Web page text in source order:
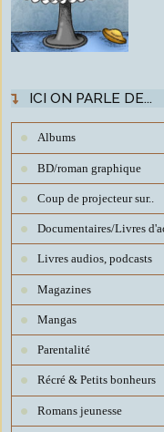
ICI ON PARLE DE...
Albums
BD/roman graphique
Coup de projecteur sur..
Documentaires/Livres
Livres audios, podcasts
Magazines
Mangas
Parentalité
Récré & Petits bonheurs
Romans jeunesse